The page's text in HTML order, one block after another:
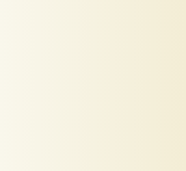
куклы
трио